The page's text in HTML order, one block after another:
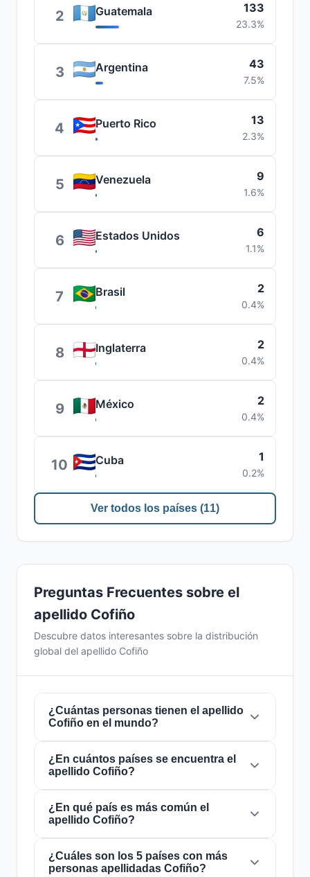
2 Guatemala 133
23.3%
3 Argentina 43
7.5%
4 Puerto Rico 13
2.3%
5 Venezuela 9
1.6%
6 Estados Unidos 6
1.1%
7 Brasil 2
0.4%
8 Inglaterra 2
0.4%
9 México 2
0.4%
10 Cuba 1
0.2%
Ver todos los países (11)
Preguntas Frecuentes sobre el
apellido Cofiño
Descubre datos interesantes sobre la distribución
global del apellido Cofiño
¿Cuántas personas tienen el apellido
Cofiño en el mundo?
Actualmente hay aproximadamente570
personascon el apellido
mundo. Esto significa que aproximadamente 1
de cada14,035,088 personasen el mundo
lleva este apellido. Se encuentra presente en
11 países, lo que refleja su distribución global.
¿En cuántos países se encuentra el
apellido Cofiño?
El apellidoCofiñoestá presente en
de todo el mundo. Esto lo clasifica como un
apellido de alcancelocal. Su presencia en
múltiples países indica patrones históricos de
migración y dispersión familiar a lo largo de los
¿En qué país es más común el
apellido Cofiño?
El apellidoCofiñoes más común enEspaña
donde lo portan aproximadamente
¿Cuáles son los 5 países con más
personas apellidadas Cofiño?